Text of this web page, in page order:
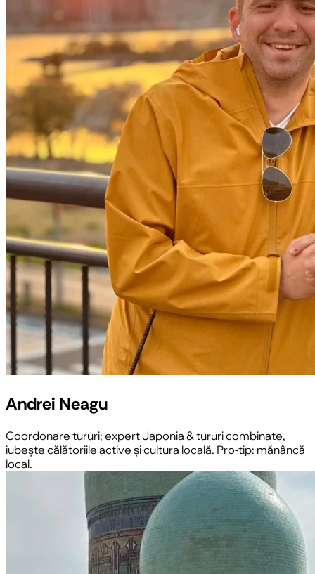
Andrei Neagu
Coordonare tururi; expert Japonia & tururi combinate,
iubește călătoriile active și cultura locală. Pro-tip: mănâncă
local.